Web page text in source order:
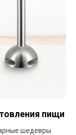
пищи
шедевры